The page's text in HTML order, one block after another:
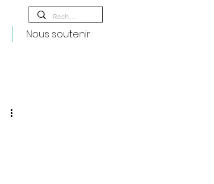
Nous soutenir